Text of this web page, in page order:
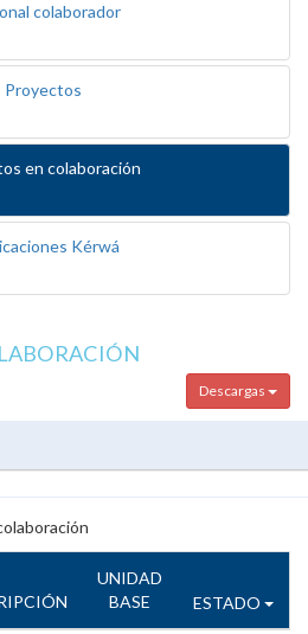
colaborador
Proyectos
en colaboración
Kérwá
Descargas
UNIDAD
BASE
ESTADO